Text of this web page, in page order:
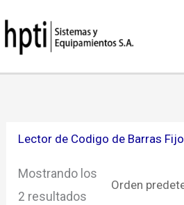
al
contenido
Lector de Codigo de Barras Fijo
Mostrando los
2 resultados